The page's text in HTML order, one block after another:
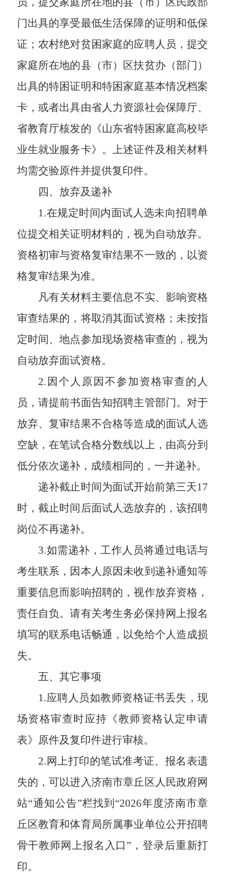
门出具的享受最低生活保障的证明和低保
证；农村绝对贫困家庭的应聘人员，提交
家庭所在地的县（市）区扶贫办（部门）
出具的特困证明和特困家庭基本情况档案
卡，或者出具由省人力资源社会保障厅、
省教育厅核发的《山东省特困家庭高校毕
业生就业服务卡》。上述证件及相关材料
均需交验原件并提供复印件。
四、放弃及递补
1.在规定时间内面试人选未向招聘单
位提交相关证明材料的，视为自动放弃。
资格初审与资格复审结果不一致的，以资
格复审结果为准。
凡有关材料主要信息不实、影响资格
审查结果的，将取消其面试资格；未按指
定时间、地点参加现场资格审查的，视为
自动放弃面试资格。
2.因个人原因不参加资格审查的人
员，请提前书面告知招聘主管部门。对于
放弃、复审结果不合格等造成的面试人选
空缺，在笔试合格分数线以上，由高分到
低分依次递补，成绩相同的，一并递补。
递补截止时间为面试开始前第三天17
时，截止时间后面试人选放弃的，该招聘
岗位不再递补。
3.如需递补，工作人员将通过电话与
考生联系，因本人原因未收到递补通知等
重要信息而影响招聘的，视作放弃资格，
责任自负。请有关考生务必保持网上报名
填写的联系电话畅通，以免给个人造成损
失。
五、其它事项
1.应聘人员如教师资格证书丢失，现
场资格审查时应持《教师资格认定申请
表》原件及复印件进行审核。
2.网上打印的笔试准考证、报名表遗
失的，可以进入济南市章丘区人民政府网
站“通知公告”栏找到“2026年度济南市章
丘区教育和体育局所属事业单位公开招聘
骨干教师网上报名入口”，登录后重新打
印。